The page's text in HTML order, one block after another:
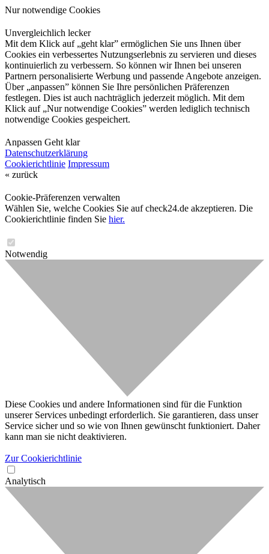
Nur notwendige Cookies
Unvergleichlich lecker
Mit dem Klick auf „geht klar” ermöglichen Sie uns Ihnen über
Cookies ein verbessertes Nutzungserlebnis zu servieren und dieses
kontinuierlich zu verbessern. So können wir Ihnen bei unseren
Partnern personalisierte Werbung und passende Angebote anzeigen.
Über „anpassen” können Sie Ihre persönlichen Präferenzen
festlegen. Dies ist auch nachträglich jederzeit möglich. Mit dem
Klick auf „Nur notwendige Cookies” werden lediglich technisch
notwendige Cookies gespeichert.
Anpassen Geht klar
Datenschutzerklärung
Cookierichtlinie Impressum
« zurück
Cookie-Präferenzen verwalten
Wählen Sie, welche Cookies Sie auf check24.de akzeptieren. Die
Cookierichtlinie finden Sie hier.
Notwendig
Diese Cookies und andere Informationen sind für die Funktion
unserer Services unbedingt erforderlich. Sie garantieren, dass unser
Service sicher und so wie von Ihnen gewünscht funktioniert. Daher
kann man sie nicht deaktivieren.
Zur Cookierichtlinie
Analytisch